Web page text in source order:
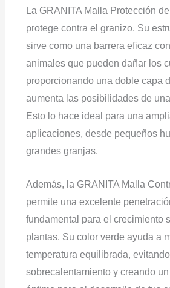
La GRANITA Malla Protección
protege contra el granizo. Su
sirve como una barrera eficaz
animales que pueden dañar los
proporcionando una doble capa
aumenta las posibilidades de
Esto lo hace ideal para una
aplicaciones, desde pequeños
grandes granjas.
Además, la GRANITA Malla
permite una excelente
fundamental para el crecimiento
plantas. Su color verde ayuda a
temperatura equilibrada, evitando
sobrecalentamiento y creando